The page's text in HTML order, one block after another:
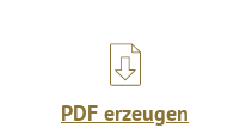
PDF erzeugen